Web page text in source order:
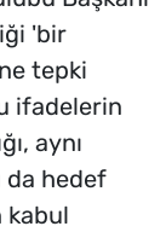
'bir
tepki
ifadelerin
aynı
da hedef
kabul